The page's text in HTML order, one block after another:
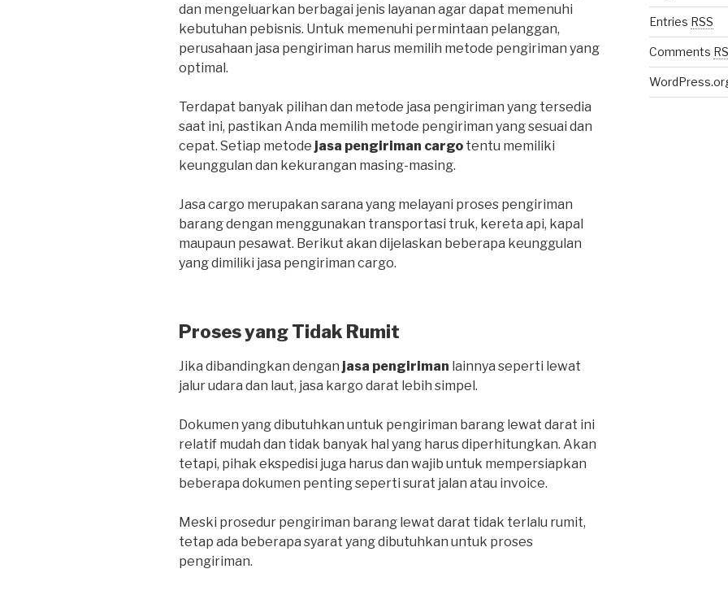
dan mengeluarkan berbagai jenis layanan agar dapat memenuhi
kebutuhan pebisnis. Untuk memenuhi permintaan pelanggan,
perusahaan jasa pengiriman harus memilih metode pengiriman yang
optimal.
Terdapat banyak pilihan dan metode jasa pengiriman yang tersedia
saat ini, pastikan Anda memilih metode pengiriman yang sesuai dan
cepat. Setiap metode jasa pengiriman cargo tentu memiliki
keunggulan dan kekurangan masing-masing.
Jasa cargo merupakan sarana yang melayani proses pengiriman
barang dengan menggunakan transportasi truk, kereta api, kapal
maupaun pesawat. Berikut akan dijelaskan beberapa keunggulan
yang dimiliki jasa pengiriman cargo.
Proses yang Tidak Rumit
Jika dibandingkan dengan jasa pengiriman lainnya seperti lewat
jalur udara dan laut, jasa kargo darat lebih simpel.
Dokumen yang dibutuhkan untuk pengiriman barang lewat darat ini
relatif mudah dan tidak banyak hal yang harus diperhitungkan. Akan
tetapi, pihak ekspedisi juga harus dan wajib untuk mempersiapkan
beberapa dokumen penting seperti surat jalan atau invoice.
Meski prosedur pengiriman barang lewat darat tidak terlalu rumit,
tetap ada beberapa syarat yang dibutuhkan untuk proses
pengiriman.
Entries RSS
Comments